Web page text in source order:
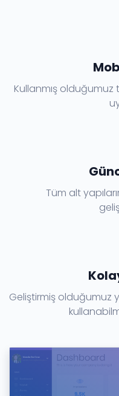
Kullanmış
Tüm alt
Geliştirmiş olduğumuz